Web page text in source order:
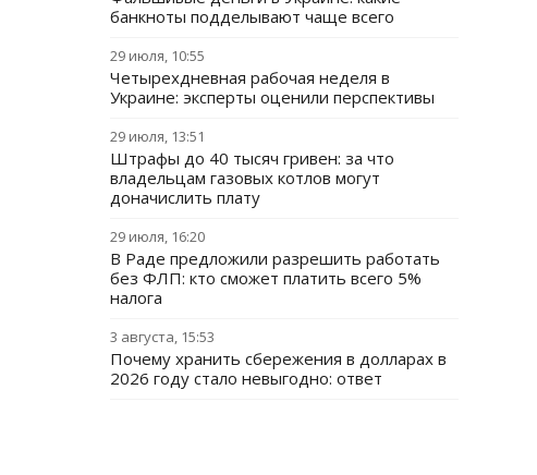
банкноты подделывают чаще всего
29 июля, 10:55
Четырехдневная рабочая неделя в
Украине: эксперты оценили перспективы
29 июля, 13:51
Штрафы до 40 тысяч гривен: за что
владельцам газовых котлов могут
доначислить плату
29 июля, 16:20
В Раде предложили разрешить работать
без ФЛП: кто сможет платить всего 5%
налога
3 августа, 15:53
Почему хранить сбережения в долларах в
2026 году стало невыгодно: ответ